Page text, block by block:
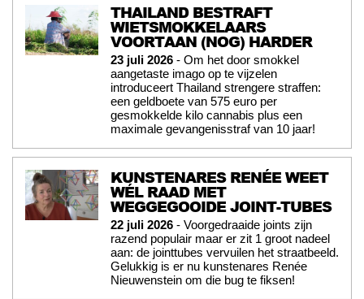
THAILAND BESTRAFT
WIETSMOKKELAARS
VOORTAAN (NOG) HARDER
23 juli 2026 - Om het door smokkel
aangetaste imago op te vijzelen
introduceert Thailand strengere straffen:
een geldboete van 575 euro per
gesmokkelde kilo cannabis plus een
maximale gevangenisstraf van 10 jaar!
KUNSTENARES RENÉE WEET
WÉL RAAD MET
WEGGEGOOIDE JOINT-TUBES
22 juli 2026 - Voorgedraaide joints zijn
razend populair maar er zit 1 groot nadeel
aan: de jointtubes vervuilen het straatbeeld.
Gelukkig is er nu kunstenares Renée
Nieuwenstein om die bug te fiksen!